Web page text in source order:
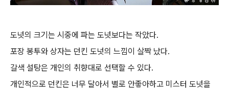
도넛의 크기는 시중에 파는 도넛보다는 작았다.
포장 봉투와 상자는 던킨 도넛의 느낌이 살짝 났다.
갈색 설탕은 개인의 취향대로 선택할 수 있다.
개인적으로 던킨은 너무 달아서 별로 안좋아하고 미스터 도넛을